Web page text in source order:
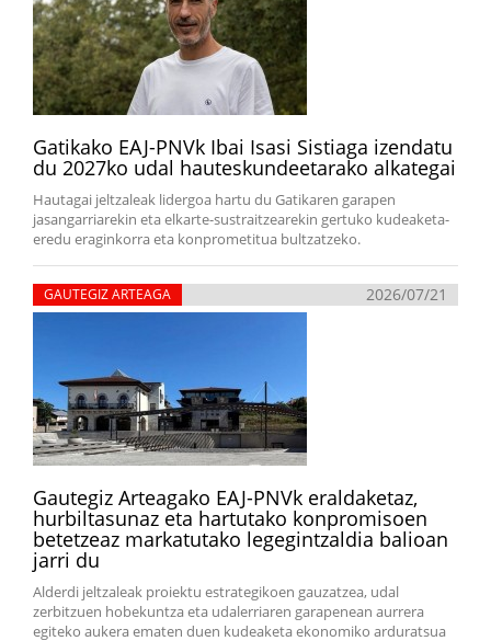
Gatikako EAJ-PNVk Ibai Isasi Sistiaga izendatu
du 2027ko udal hauteskundeetarako alkategai
Hautagai jeltzaleak lidergoa hartu du Gatikaren garapen
jasangarriarekin eta elkarte-sustraitzearekin gertuko kudeaketa-
eredu eraginkorra eta konprometitua bultzatzeko.
GAUTEGIZ ARTEAGA 2026/07/21
Gautegiz Arteagako EAJ-PNVk eraldaketaz,
hurbiltasunaz eta hartutako konpromisoen
betetzeaz markatutako legegintzaldia balioan
jarri du
Alderdi jeltzaleak proiektu estrategikoen gauzatzea, udal
zerbitzuen hobekuntza eta udalerriaren garapenean aurrera
egiteko aukera ematen duen kudeaketa ekonomiko arduratsua